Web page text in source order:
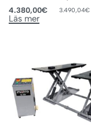
4.380,00€ 3.490,04€
Läs mer